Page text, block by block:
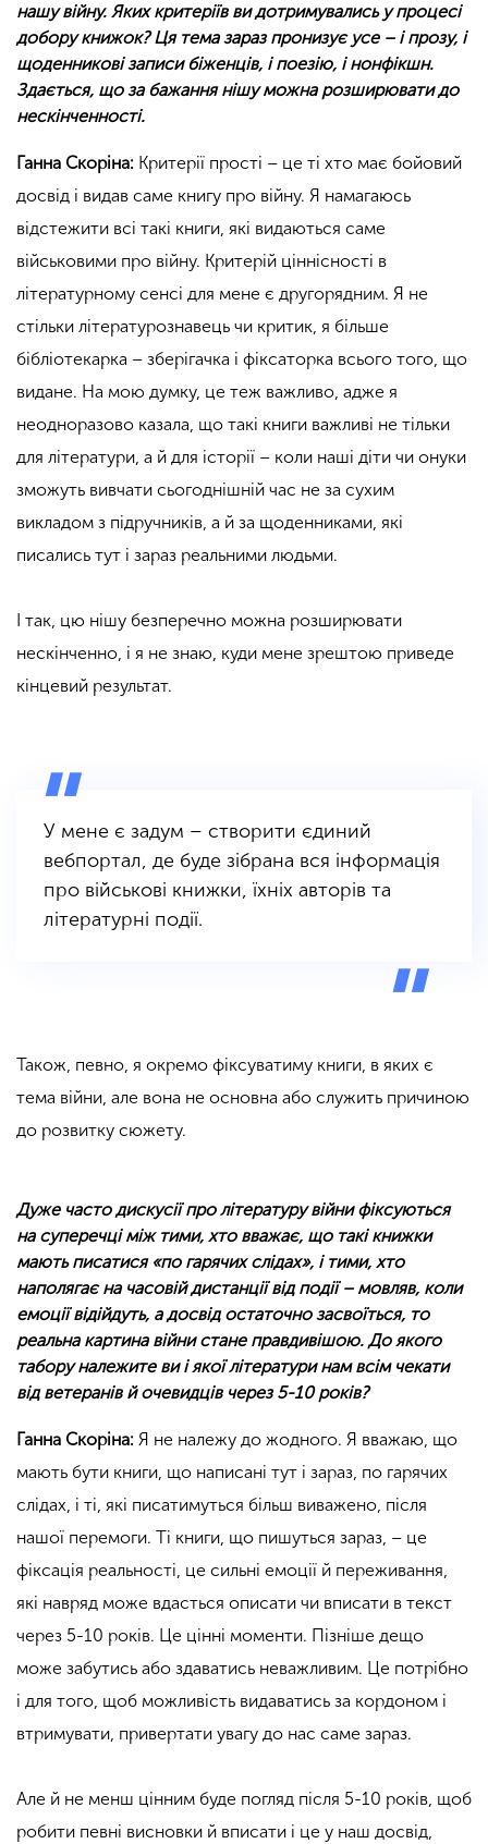
нашу війну. Яких критеріїв ви дотримувались у процесі
добору книжок? Ця тема зараз пронизує усе – і прозу, і
щоденникові записи біженців, і поезію, і нонфікшн.
Здається, що за бажання нішу можна розширювати до
нескінченності.
Ганна Скоріна: Критерії прості – це ті хто має бойовий
досвід і видав саме книгу про війну. Я намагаюсь
відстежити всі такі книги, які видаються саме
військовими про війну. Критерій ціннісності в
літературному сенсі для мене є другорядним. Я не
стільки літературознавець чи критик, я більше
бібліотекарка – зберігачка і фіксаторка всього того, що
видане. На мою думку, це теж важливо, адже я
неодноразово казала, що такі книги важливі не тільки
для літератури, а й для історії – коли наші діти чи онуки
зможуть вивчати сьогоднішній час не за сухим
викладом з підручників, а й за щоденниками, які
писались тут і зараз реальними людьми.
І так, цю нішу безперечно можна розширювати
нескінченно, і я не знаю, куди мене зрештою приведе
кінцевий результат.
У мене є задум – створити єдиний
вебпортал, де буде зібрана вся інформація
про військові книжки, їхніх авторів та
літературні події.
Також, певно, я окремо фіксуватиму книги, в яких є
тема війни, але вона не основна або служить причиною
до розвитку сюжету.
Дуже часто дискусії про літературу війни фіксуються
на суперечці між тими, хто вважає, що такі книжки
мають писатися «по гарячих слідах», і тими, хто
наполягає на часовій дистанції від події – мовляв, коли
емоції відійдуть, а досвід остаточно засвоїться, то
реальна картина війни стане правдивішою. До якого
табору належите ви і якої літератури нам всім чекати
від ветеранів й очевидців через 5-10 років?
Ганна Скоріна: Я не належу до жодного. Я вважаю, що
мають бути книги, що написані тут і зараз, по гарячих
слідах, і ті, які писатимуться більш виважено, після
нашої перемоги. Ті книги, що пишуться зараз, – це
фіксація реальності, це сильні емоції й переживання,
які навряд може вдасться описати чи вписати в текст
через 5-10 років. Це цінні моменти. Пізніше дещо
може забутись або здаватись неважливим. Це потрібно
і для того, щоб можливість видаватись за кордоном і
втримувати, привертати увагу до нас саме зараз.
Але й не менш цінним буде погляд після 5-10 років, щоб
робити певні висновки й вписати і це у наш досвід,